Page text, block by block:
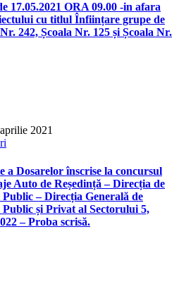
17.05.2021 ORA 09.00 -in afara
cu titlul Înființare grupe de
242, Școala Nr. 125 și Școala Nr.
2021
a Dosarelor înscrise la concursul
Auto de Reședință – Direcția de
– Direcția Generală de
și Privat al Sectorului 5,
– Proba scrisă.